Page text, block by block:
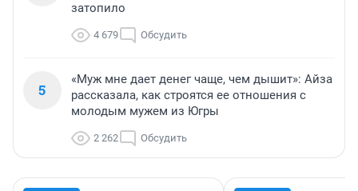
затопило
4 679 Обсудить
5
«Муж мне дает денег чаще, чем дышит»: Айза
рассказала, как строятся ее отношения с
молодым мужем из Югры
2 262 Обсудить